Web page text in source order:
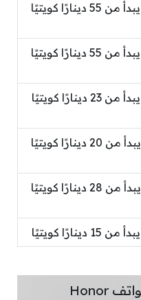
يبدأ من 55 دينارًا كويتيًا
يبدأ من 55 دينارًا كويتيًا
يبدأ من 23 دينارًا كويتيًا
يبدأ من 20 دينارًا كويتيًا
يبدأ من 28 دينارًا كويتيًا
يبدأ من 15 دينارًا كويتيًا
عروض أوريدو الكويت لهواتف Honor